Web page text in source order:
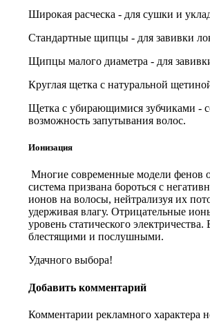
Широкая расческа - для сушки и
Стандартные щипцы - для завивки
Щипцы малого диаметра - для
Круглая щетка с натуральной
Щетка с убирающимися зубчиками -
возможность запутывания волос.
Ионизация
Многие современные модели фенов
система призвана бороться с
ионов на волосы, нейтрализуя их
удерживая влагу. Отрицательные
уровень статического
блестящими и послушными.
Удачного выбора!
Добавить комментарий
Комментарии рекламного характера